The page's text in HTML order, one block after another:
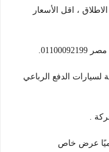
، اقل الأسعار
لسيارات الدفع الرباعي
.
عرض خاص